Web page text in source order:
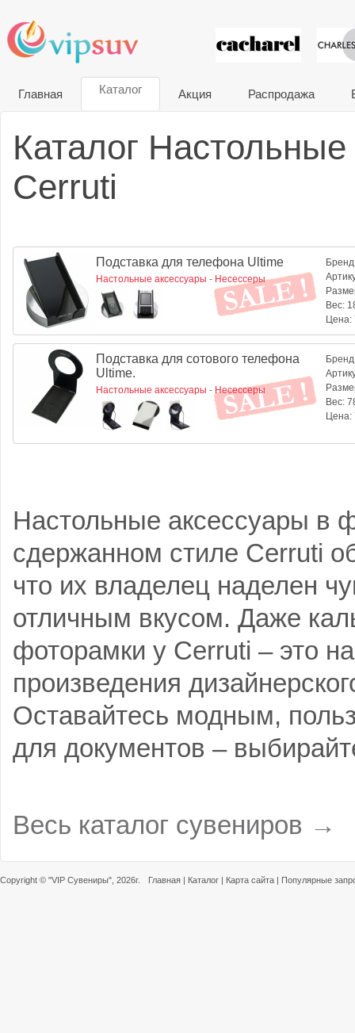
VIP
Главная Каталог Акция Распродажа
Каталог
Cerruti
Подставка для телефона Ultime
Настольные аксессуары - Несессеры
Вес:
Цена:
Подставка для сотового телефона
Ultime.
Настольные аксессуары - Несессеры
Вес:
Цена:
Настольные аксессуары в
сдержанном стиле Cerruti
что их владелец наделен
отличным вкусом. Даже
фоторамки у Cerruti – это
произведения
Оставайтесь модным,
для документов –
Весь каталог сувениров →
Copyright © "VIP Сувениры" , 2026г. Главная | Каталог | Карта сайта | Популярные